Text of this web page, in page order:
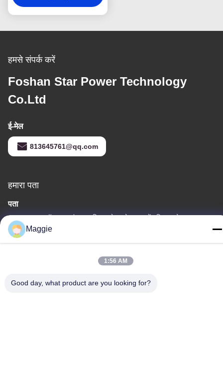
सिंक
हमसे संपर्क करें
Foshan Star Power Technology
Co.Ltd
ई-मेल
813645761@qq.com
हमारा पता
पता
कमरा 1402, ब्लॉक ए 6, नं.133, जिहुआ वेस्ट रोड, चानचेंग जिला, फोशन शहर,
गुआंग्डोंग प्रांत।
Maggie
1:56 AM
Good day, what product are you looking for?